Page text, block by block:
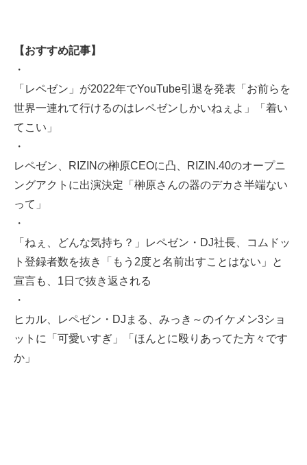
【おすすめ記事】
・
「レペゼン」が2022年でYouTube引退を発表「お前らを
世界一連れて行けるのはレペゼンしかいねぇよ」「着い
てこい」
・
レペゼン、RIZINの榊原CEOに凸、RIZIN.40のオープニ
ングアクトに出演決定「榊原さんの器のデカさ半端ない
って」
・
「ねぇ、どんな気持ち？」レペゼン・DJ社長、コムドッ
ト登録者数を抜き「もう2度と名前出すことはない」と
宣言も、1日で抜き返される
・
ヒカル、レペゼン・DJまる、みっき～のイケメン3ショ
ットに「可愛いすぎ」「ほんとに殴りあってた方々です
か」